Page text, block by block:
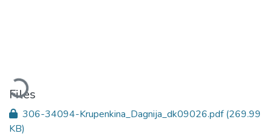
Loading...
Files
306-34094-Krupenkina_Dagnija_dk09026.pdf(269.99
KB)